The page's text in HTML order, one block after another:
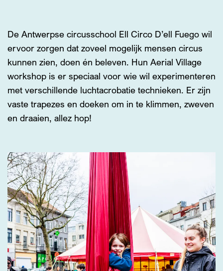
De Antwerpse circusschool Ell Circo D’ell Fuego wil
ervoor zorgen dat zoveel mogelijk mensen circus
kunnen zien, doen én beleven. Hun Aerial Village
workshop is er speciaal voor wie wil experimenteren
met verschillende luchtacrobatie technieken. Er zijn
vaste trapezes en doeken om in te klimmen, zweven
en draaien, allez hop!